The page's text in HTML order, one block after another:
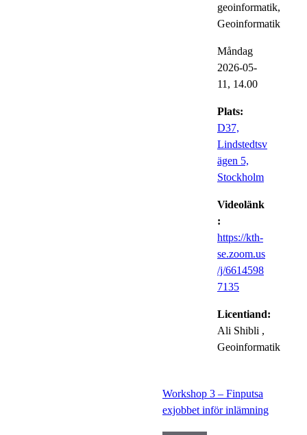
geoinformatik,
Geoinformatik
Måndag
2026-05-
11, 14.00
Plats:
D37,
Lindstedtsv
ägen 5,
Stockholm
Videolänk
:
https://kth-
se.zoom.us
/j/6614598
7135
Licentiand:
Ali Shibli ,
Geoinformatik
Workshop 3 – Finputsa
exjobbet inför inlämning